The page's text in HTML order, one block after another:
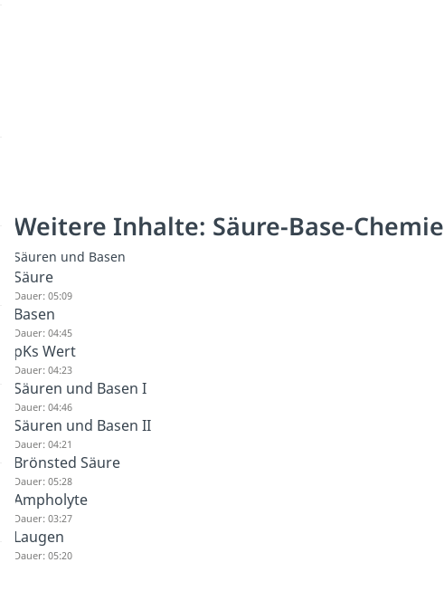
Weitere Inhalte: Säure-Base-Chemie
Säuren und Basen
Säure
Dauer: 05:09
Basen
Dauer: 04:45
pKs Wert
Dauer: 04:23
Säuren und Basen I
Dauer: 04:46
Säuren und Basen II
Dauer: 04:21
Brönsted Säure
Dauer: 05:28
Ampholyte
Dauer: 03:27
Laugen
Dauer: 05:20